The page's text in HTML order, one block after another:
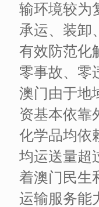
输环境较为
承运、装卸
有效防范化
零事故、零
澳门由于地
资基本依靠
化学品均依
均运送量超
着澳门民生
运输服务能